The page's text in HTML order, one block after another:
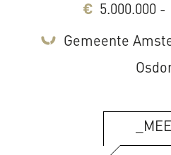
5.000.000 -
Gemeente